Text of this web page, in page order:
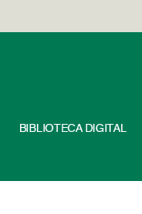
BIBLIOTECA DIGITAL